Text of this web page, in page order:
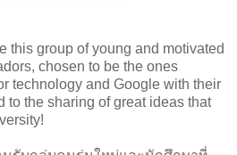
this group of young and motivated
chosen to be the ones
technology and Google with their
to the sharing of great ideas that